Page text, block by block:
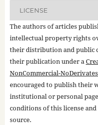
LICENSE
The authors of articles
intellectual property rights
their distribution and public
their publication under a
NonCommercial-
encouraged to publish their
institutional or personal
conditions of this license
source.